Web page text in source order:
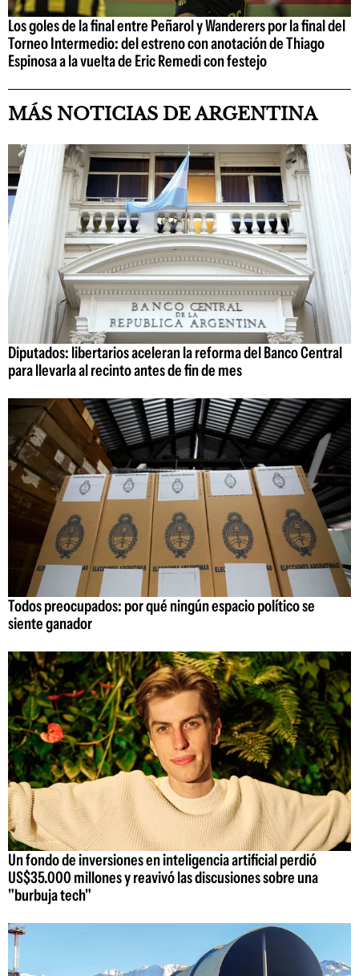
Los goles de la final entre Peñarol y Wanderers por la final del
Torneo Intermedio: del estreno con anotación de Thiago
Espinosa a la vuelta de Eric Remedi con festejo
MÁS NOTICIAS DE ARGENTINA
Diputados: libertarios aceleran la reforma del Banco Central
para llevarla al recinto antes de fin de mes
Todos preocupados: por qué ningún espacio político se
siente ganador
Un fondo de inversiones en inteligencia artificial perdió
US$35.000 millones y reavivó las discusiones sobre una
"burbuja tech"